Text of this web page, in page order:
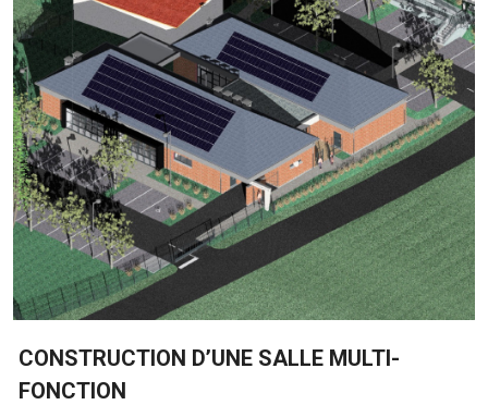
RESTRUCTURATION DU SDIS DE SAIN-
QUENTIN